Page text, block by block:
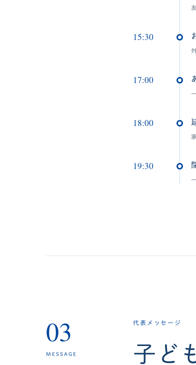
15:30
17:00
18:00
19:30
03
MESSAGE
代表メッセージ
子ど